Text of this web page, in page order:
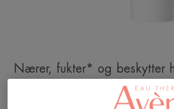
Nærer, fukter* og beskytter